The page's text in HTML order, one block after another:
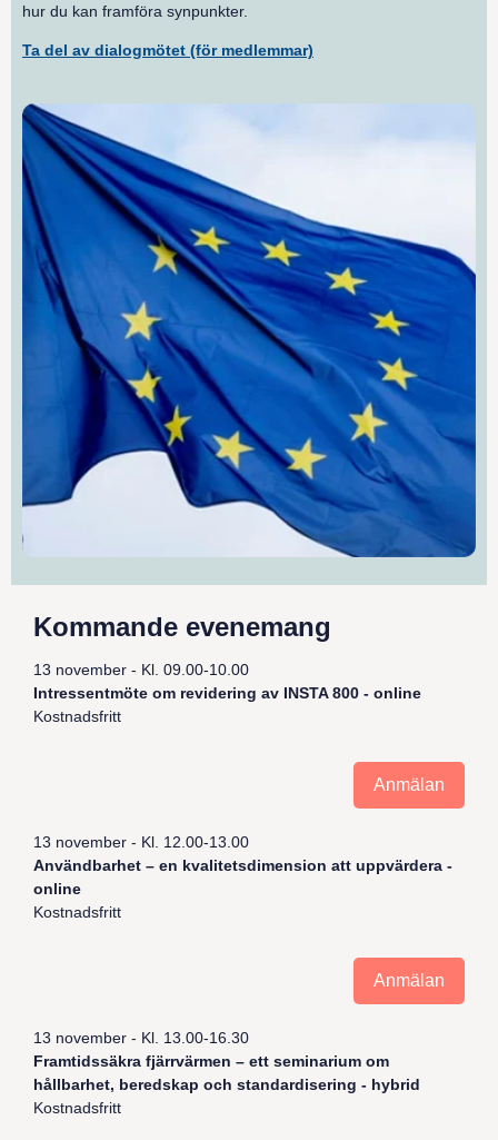
hur du kan framföra synpunkter.
Ta del av dialogmötet (för medlemmar)
Kommande evenemang
13 november - Kl. 09.00-10.00
Intressentmöte om revidering av INSTA 800 - online
Kostnadsfritt
Anmälan
13 november - Kl. 12.00-13.00
Användbarhet – en kvalitetsdimension att uppvärdera -
online
Kostnadsfritt
Anmälan
13 november - Kl. 13.00-16.30
Framtidssäkra fjärrvärmen – ett seminarium om
hållbarhet, beredskap och standardisering - hybrid
Kostnadsfritt